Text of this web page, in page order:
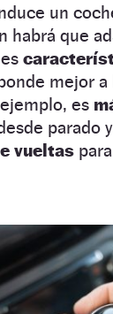
un
habrá que
mejor a
es
parado y
vueltas